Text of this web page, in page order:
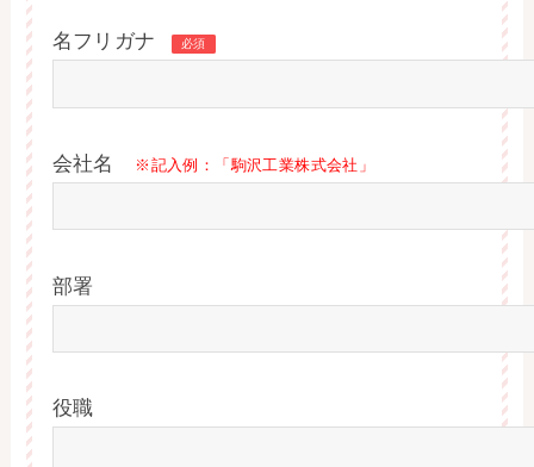
名フリガナ 必須
会社名 ※記入例：「駒沢工業株式会社」
部署
役職